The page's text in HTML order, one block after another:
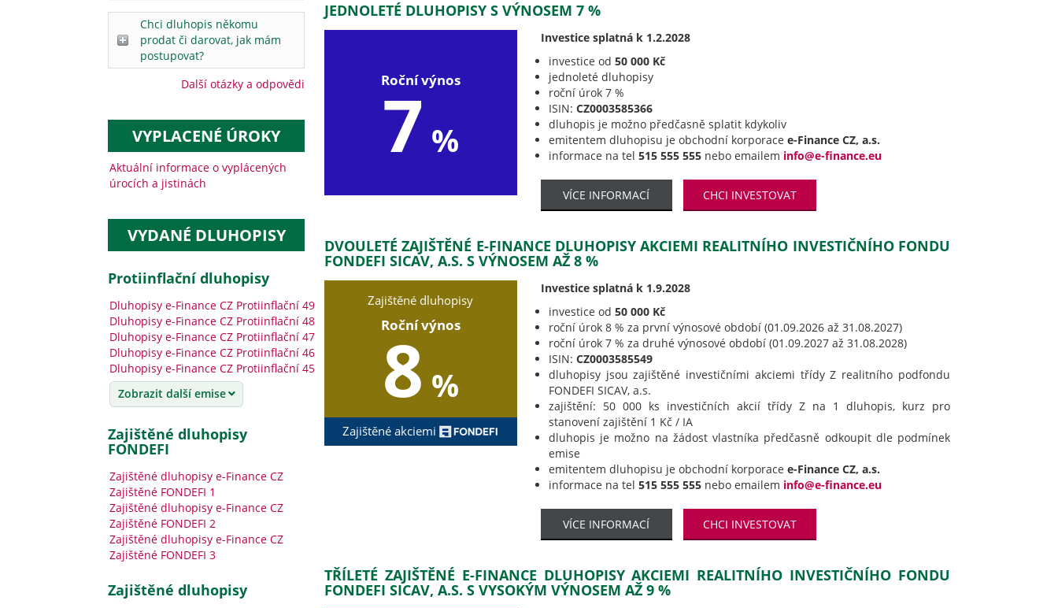
JEDNOLETÉ DLUHOPISY S VÝNOSEM 7 %
Roční výnos
7 %
Investice splatná k 1.2.2028
investice od 50 000 Kč
jednoleté dluhopisy
roční úrok 7 %
ISIN: CZ0003585366
dluhopis je možno předčasně splatit kdykoliv
emitentem dluhopisu je obchodní korporace e-Finance CZ, a.s.
informace na tel 515 555 555nebo emailem info@e-finance.eu
VÍCE INFORMACÍ CHCI INVESTOVAT
DVOULETÉ ZAJIŠTĚNÉ E-FINANCE DLUHOPISY AKCIEMI REALITNÍHO INVESTIČNÍHO FONDU
FONDEFI SICAV, A.S. S VÝNOSEM AŽ 8 %
Zajištěné dluhopisy
Roční výnos
8 %
Zajištěné akciemi
Investice splatná k 1.9.2028
investice od 50 000 Kč
roční úrok 8 % za první výnosové období (01.09.2026 až 31.08.2027)
roční úrok 7 % za druhé výnosové období (01.09.2027 až 31.08.2028)
ISIN: CZ0003585549
dluhopisy jsou zajištěné investičními akciemi třídy Z realitního podfondu
FONDEFI SICAV, a.s.
zajištění: 50 000 ks investičních akcií třídy Z na 1 dluhopis, kurz pro
stanovení zajištění 1 Kč / IA
dluhopis je možno na žádost vlastníka předčasně odkoupit dle podmínek
emise
emitentem dluhopisu je obchodní korporace e-Finance CZ, a.s.
informace na tel 515 555 555nebo emailem info@e-finance.eu
VÍCE INFORMACÍ CHCI INVESTOVAT
TŘÍLETÉ ZAJIŠTĚNÉ E-FINANCE DLUHOPISY AKCIEMI REALITNÍHO INVESTIČNÍHO FONDU
FONDEFI SICAV, A.S. S VYSOKÝM VÝNOSEM AŽ 9 %
Chci dluhopis někomu
prodat či darovat, jak mám
postupovat?
Další otázky a odpovědi
VYPLACENÉ ÚROKY
Aktuální informace o vyplácených
úrocích a jistinách
VYDANÉ DLUHOPISY
protiinflační dluhopisy
Dluhopisy e-Finance CZ Protiinflační 49
Dluhopisy e-Finance CZ Protiinflační 48
Dluhopisy e-Finance CZ Protiinflační 47
Dluhopisy e-Finance CZ Protiinflační 46
Dluhopisy e-Finance CZ Protiinflační 45
Zobrazit další emise
Zajištěné dluhopisy
FONDEFI
Zajištěné dluhopisy e-Finance CZ
Zajištěné FONDEFI 1
Zajištěné dluhopisy e-Finance CZ
Zajištěné FONDEFI 2
Zajištěné dluhopisy e-Finance CZ
Zajištěné FONDEFI 3
zajištěné dluhopisy